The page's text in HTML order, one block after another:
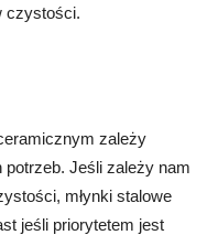
czystości.
zależy
potrzeb. Jeśli zależy nam
młynki stalowe
jeśli priorytetem jest